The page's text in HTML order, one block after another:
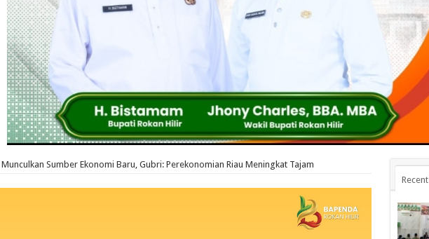
Munculkan Sumber Ekonomi Baru, Gubri: Perekonomian Riau Meningkat Tajam
Recent